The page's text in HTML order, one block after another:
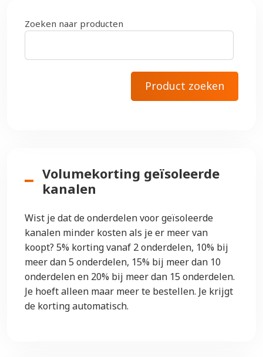
Zoeken naar producten
Volumekorting geïsoleerde
kanalen
Wist je dat de onderdelen voor geïsoleerde
kanalen minder kosten als je er meer van
koopt? 5% korting vanaf 2 onderdelen, 10% bij
meer dan 5 onderdelen, 15% bij meer dan 10
onderdelen en 20% bij meer dan 15 onderdelen.
Je hoeft alleen maar meer te bestellen. Je krijgt
de korting automatisch.